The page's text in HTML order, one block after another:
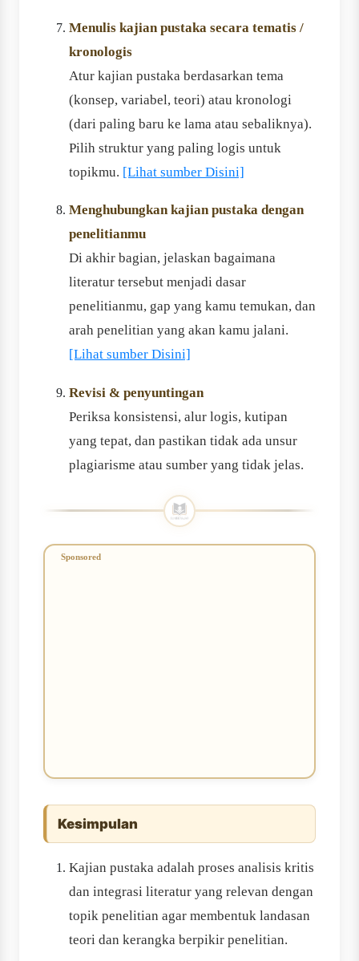
Menulis kajian pustaka secara tematis /
kronologis
Atur kajian pustaka berdasarkan tema
(konsep, variabel, teori) atau kronologi
(dari paling baru ke lama atau sebaliknya).
Pilih struktur yang paling logis untuk
topikmu. [Lihat sumber Disini]
Menghubungkan kajian pustaka dengan
penelitianmu
Di akhir bagian, jelaskan bagaimana
literatur tersebut menjadi dasar
penelitianmu, gap yang kamu temukan, dan
arah penelitian yang akan kamu jalani.
[Lihat sumber Disini]
Revisi & penyuntingan
Periksa konsistensi, alur logis, kutipan
yang tepat, dan pastikan tidak ada unsur
plagiarisme atau sumber yang tidak jelas.
Kesimpulan
Kajian pustaka adalah proses analisis kritis
dan integrasi literatur yang relevan dengan
topik penelitian agar membentuk landasan
teori dan kerangka berpikir penelitian.